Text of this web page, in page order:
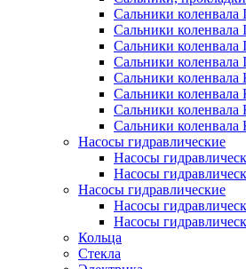
Сальники коленвала
Сальники коленвала
Сальники коленвала
Сальники коленвала
Сальники коленвала
Сальники коленвала
Сальники коленвала
Сальники коленвала
Насосы гидравлические
Насосы
Насосы
Насосы гидравлические
Насосы
Насосы
Кольца
Стекла